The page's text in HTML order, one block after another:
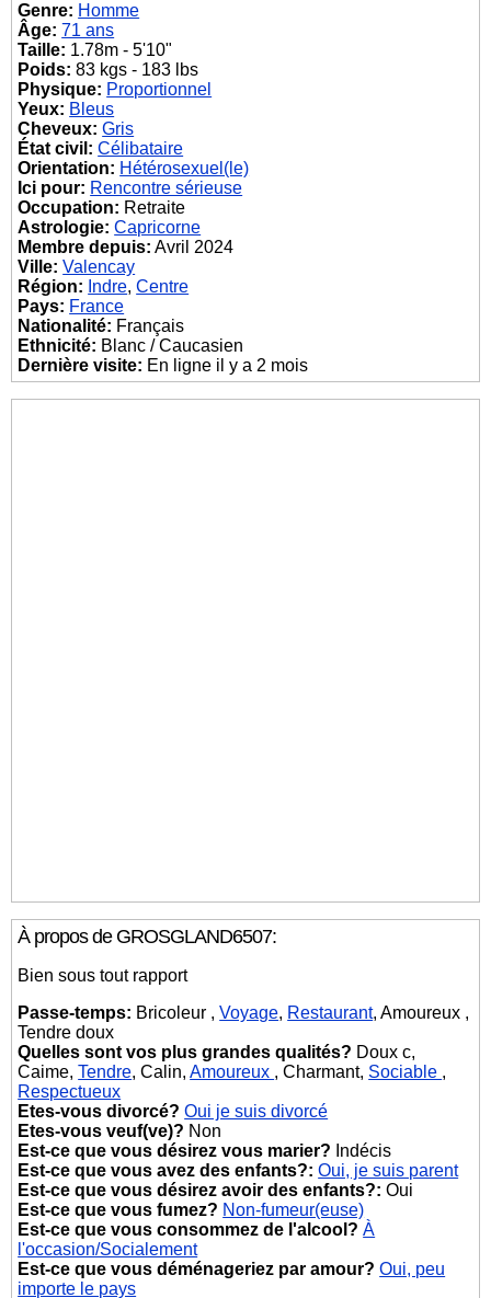
Genre: Homme
Âge: 71 ans
Taille: 1.78m - 5'10"
Poids: 83 kgs - 183 lbs
Physique: Proportionnel
Yeux: Bleus
Cheveux: Gris
État civil: Célibataire
Orientation: Hétérosexuel(le)
Ici pour: Rencontre sérieuse
Occupation: Retraite
Astrologie: Capricorne
Membre depuis: Avril 2024
Ville: Valencay
Région: Indre,Centre
Pays: France
Nationalité: Français
Ethnicité: Blanc / Caucasien
Dernière visite: En ligne il y a 2 mois
À propos de GROSGLAND6507:
Bien sous tout rapport
Passe-temps: Bricoleur ,Voyage, Restaurant, Amoureux ,
Tendre doux
Quelles sont vos plus grandes qualités? Doux c,
Caime,Tendre, Calin,Amoureux , Charmant, Sociable ,
Respectueux
Etes-vous divorcé? Oui je suis divorcé
Etes-vous veuf(ve)? Non
Est-ce que vous désirez vous marier? Indécis
Est-ce que vous avez des enfants?: Oui, je suis parent
Est-ce que vous désirez avoir des enfants?: Oui
Est-ce que vous fumez? Non-fumeur(euse)
Est-ce que vous consommez de l'alcool? À
l'occasion/Socialement
Est-ce que vous déménageriez par amour? Oui, peu
importe le pays